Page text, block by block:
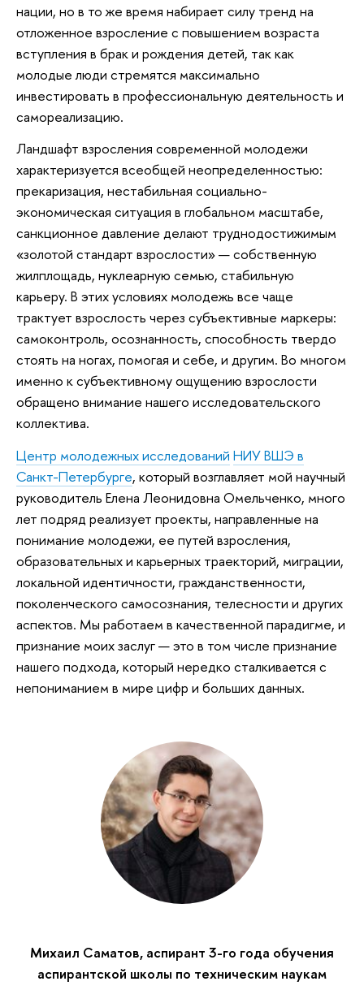
нации, но в то же время набирает силу тренд на
отложенное взросление с повышением возраста
вступления в брак и рождения детей, так как
молодые люди стремятся максимально
инвестировать в профессиональную деятельность и
самореализацию.
Ландшафт взросления современной молодежи
характеризуется всеобщей неопределенностью:
прекаризация, нестабильная социально-
экономическая ситуация в глобальном масштабе,
санкционное давление делают труднодостижимым
«золотой стандарт взрослости» — собственную
жилплощадь, нуклеарную семью, стабильную
карьеру. В этих условиях молодежь все чаще
трактует взрослость через субъективные маркеры:
самоконтроль, осознанность, способность твердо
стоять на ногах, помогая и себе, и другим. Во многом
именно к субъективному ощущению взрослости
обращено внимание нашего исследовательского
коллектива.
Центр молодежных исследований НИУ ВШЭ в
Санкт-Петербурге, который возглавляет мой научный
руководитель Елена Леонидовна Омельченко, много
лет подряд реализует проекты, направленные на
понимание молодежи, ее путей взросления,
образовательных и карьерных траекторий, миграции,
локальной идентичности, гражданственности,
поколенческого самосознания, телесности и других
аспектов. Мы работаем в качественной парадигме, и
признание моих заслуг — это в том числе признание
нашего подхода, который нередко сталкивается с
непониманием в мире цифр и больших данных.
Михаил Саматов, аспирант 3-го года обучения
аспирантской школы по техническим наукам